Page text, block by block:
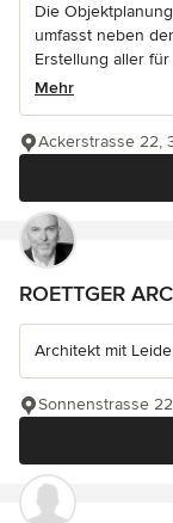
Die
umfasst neben
Erstellung aller für
Mehr
Ackerstrasse 22,
ROETTGER
Architekt mit
Sonnenstrasse